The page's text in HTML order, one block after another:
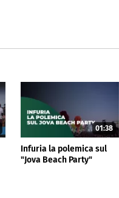
01:38
Infuria la polemica sul
"Jova Beach Party"